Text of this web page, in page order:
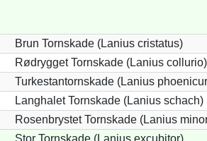
Brun Tornskade (Lanius cristatus)
Rødrygget Tornskade (Lanius collurio)
Turkestantornskade (Lanius
Langhalet Tornskade (Lanius schach)
Rosenbrystet Tornskade (Lanius
Stor Tornskade (Lanius excubitor)